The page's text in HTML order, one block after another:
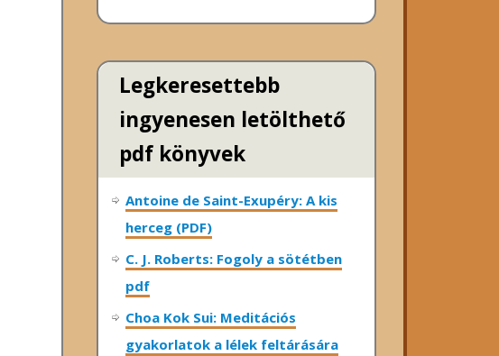
Legkeresettebb
ingyenesen letölthető
pdf könyvek
Antoine de Saint-Exupéry: A kis
herceg (PDF)
C. J. Roberts: Fogoly a sötétben
pdf
Choa Kok Sui: Meditációs
gyakorlatok a lélek feltárására